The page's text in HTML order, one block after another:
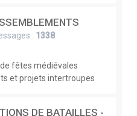
: 1338
fêtes médiévales
et projets intertroupes
DE BATAILLES -